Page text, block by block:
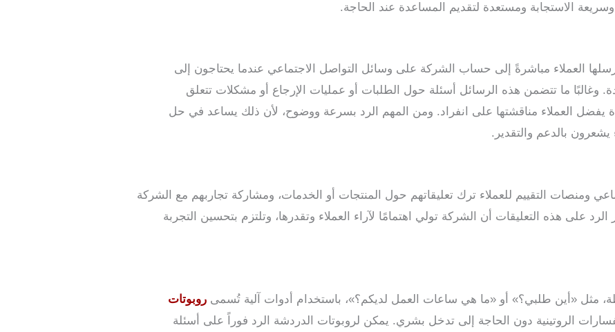
الاستجابة ومستعدة لتقديم المساعدة عند الحاجة.
العملاء مباشرةً إلى حساب الشركة على وسائل التواصل الاجتماعي عندما يحتاجون إلى
ما تتضمن هذه الرسائل أسئلة حول الطلبات أو عمليات الإرجاع أو مشكلات تتعلق
يفضل العملاء مناقشتها على انفراد. ومن المهم الرد بسرعة ووضوح، لأن ذلك يساعد في حل
بالدعم والتقدير.
ومنصات التقييم للعملاء ترك تعليقاتهم حول المنتجات أو الخدمات، ومشاركة تجاربهم مع الشركة
على هذه التعليقات أن الشركة تولي اهتمامًا لآراء العملاء وتقدرها، وتلتزم بتحسين التجربة
مثل «أين طلبي؟» أو «ما هي ساعات العمل لديكم؟»، باستخدام أدوات آلية تُسمىروبوتات
الروتينية دون الحاجة إلى تدخل بشري. يمكن لروبوتات الدردشة الرد فوراً على أسئلة